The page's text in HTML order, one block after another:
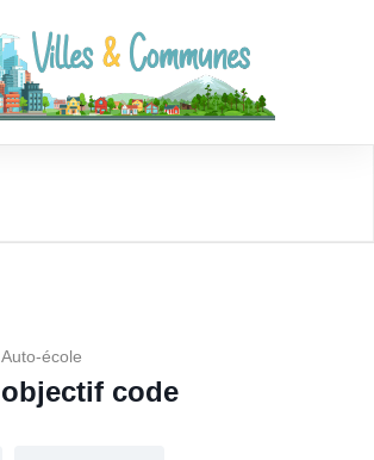
Auto-école
objectif code